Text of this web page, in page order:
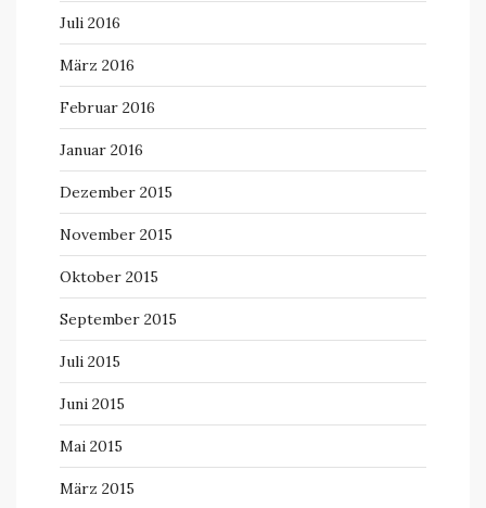
Juli 2016
März 2016
Februar 2016
Januar 2016
Dezember 2015
November 2015
Oktober 2015
September 2015
Juli 2015
Juni 2015
Mai 2015
März 2015